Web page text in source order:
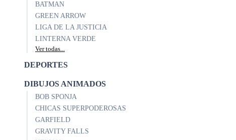
BATMAN
GREEN ARROW
LIGA DE LA JUSTICIA
LINTERNA VERDE
Ver todas...
DEPORTES
DIBUJOS ANIMADOS
BOB SPONJA
CHICAS SUPERPODEROSAS
GARFIELD
GRAVITY FALLS